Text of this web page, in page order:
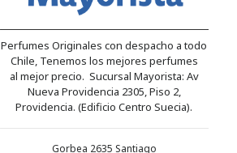
Perfumes Originales con despacho a todo
Chile, Tenemos los mejores perfumes
al mejor precio. Sucursal Mayorista: Av
Nueva Providencia 2305, Piso 2,
Providencia. (Edificio Centro Suecia).
Gorbea 2635 Santiago